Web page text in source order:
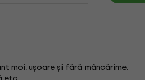
moi, ușoare și fără mâncărime.